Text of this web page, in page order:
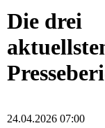
Die drei
24.04.2026 07:00